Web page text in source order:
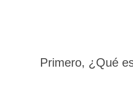
Primero, ¿Qué